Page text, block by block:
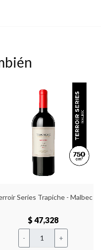
Series Trapiche - Malbec
$ 47,328
- +